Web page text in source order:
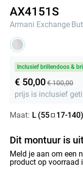
AX4151S
Armani Exchange
Inclusief brillendoos &
€ 50,00€ 100,00
prijs is inclusief
Maat: L (55 17-140)
Dit montuur is
Meld je aan om een
product op voorraad